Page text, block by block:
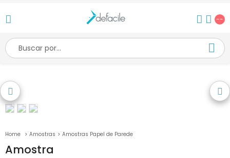
--
Amostras Amostras Papel de Parede
Amostra